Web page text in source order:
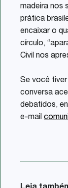
madeira nos
prática
encaixar o
círculo,
Civil nos
Se você tiver
conversa
debatidos,
e-mail